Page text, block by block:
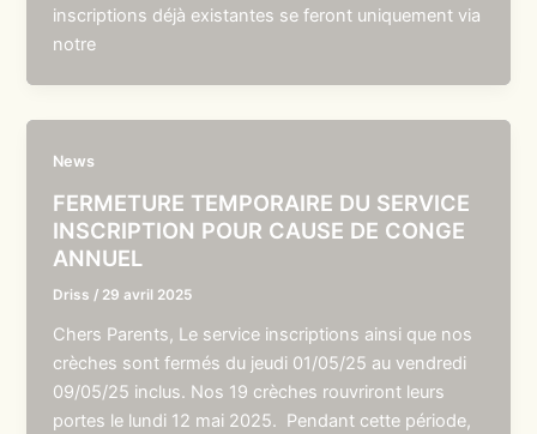
inscriptions déjà existantes se feront uniquement via
notre
News
FERMETURE TEMPORAIRE DU SERVICE
INSCRIPTION POUR CAUSE DE CONGE
ANNUEL
Driss / 29 avril 2025
Chers Parents, Le service inscriptions ainsi que nos
crèches sont fermés du jeudi 01/05/25 au vendredi
09/05/25 inclus. Nos 19 crèches rouvriront leurs
portes le lundi 12 mai 2025. Pendant cette période,